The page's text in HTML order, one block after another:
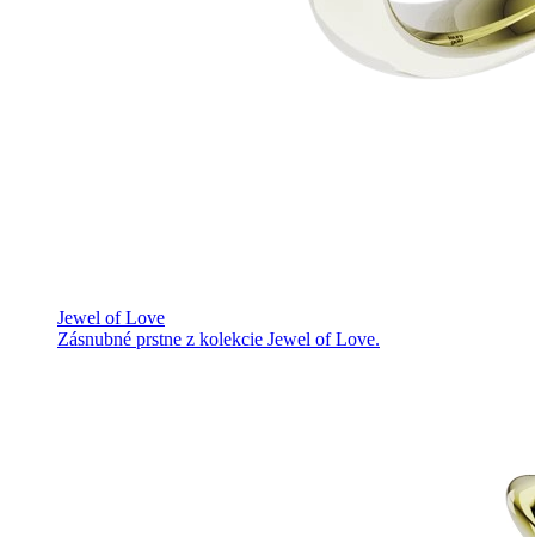
Jewel of Love
Zásnubné prstne z kolekcie Jewel of Love.